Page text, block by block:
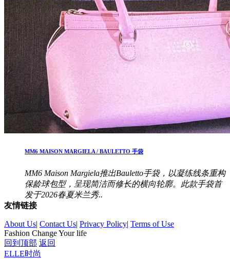
MM6 MAISON MARGIELA / BAULETTO 手袋
MM6 Maison Margiela推出Bauletto手袋，以凝练线条重构
保龄球包型，呈现简洁而修长的横向轮廓。此款手袋首
发于2026春夏米兰秀..
友情链接
About Us| Contact Us| Privacy Policy| Terms of Use
Fashion Change Your life
回到顶部 返回
ELLE时尚